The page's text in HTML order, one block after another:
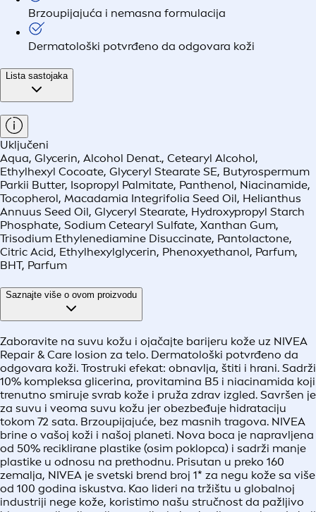
Brzoupijajuća i nemasna formulacija
Dermatološki potvrđeno da odgovara koži
Lista sastojaka
Uključeni
Aqua, Glycerin, Alcohol Denat., Cetearyl Alcohol,
Ethylhexyl Cocoate, Glyceryl Stearate SE, Butyrospermum
Parkii Butter, Isopropyl Palmitate, Panthenol, Niacinamide,
Tocopherol, Macadamia Integrifolia Seed Oil, Helianthus
Annuus Seed Oil, Glyceryl Stearate, Hydroxypropyl Starch
Phosphate, Sodium Cetearyl Sulfate, Xanthan Gum,
Trisodium Ethylenediamine Disuccinate, Pantolactone,
Citric Acid, Ethylhexylglycerin, Phenoxyethanol, Parfum,
BHT, Parfum
Saznajte više o ovom proizvodu
Zaboravite na suvu kožu i ojačajte barijeru kože uz NIVEA
Repair & Care losion za telo. Dermatološki potvrđeno da
odgovara koži. Trostruki efekat: obnavlja, štiti i hrani. Sadrži
10% kompleksa glicerina, provitamina B5 i niacinamida koji
trenutno smiruje svrab kože i pruža zdrav izgled. Savršen je
za suvu i veoma suvu kožu jer obezbeđuje hidrataciju
tokom 72 sata. Brzoupijajuće, bez masnih tragova. NIVEA
brine o vašoj koži i našoj planeti. Nova boca je napravljena
od 50% reciklirane plastike (osim poklopca) i sadrži manje
plastike u odnosu na prethodnu. Prisutan u preko 160
zemalja, NIVEA je svetski brend broj 1* za negu kože sa više
od 100 godina iskustva. Kao lideri na tržištu u globalnoj
industriji nege kože, koristimo našu stručnost da pažljivo